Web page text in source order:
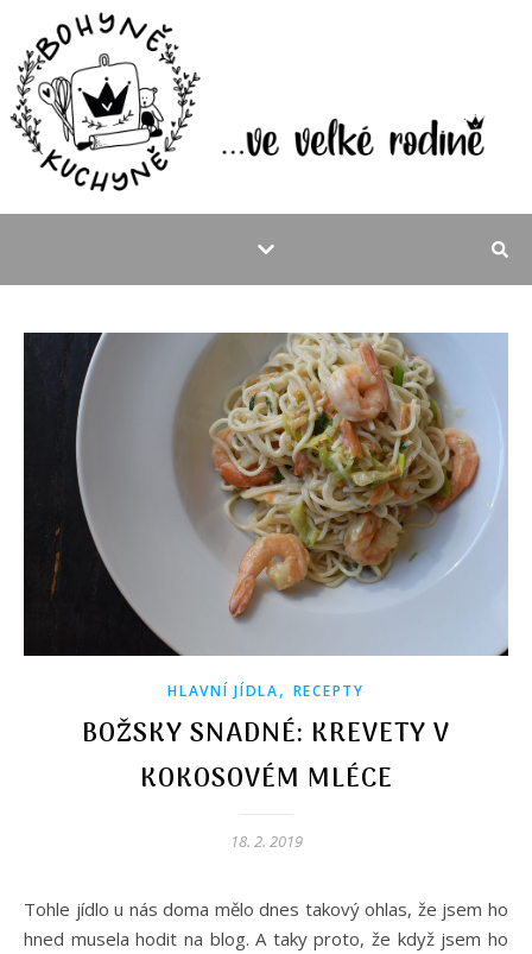
HLAVNÍ JÍDLA, RECEPTY
BOŽSKY SNADNÉ: KREVETY V
KOKOSOVÉM MLÉCE
18. 2. 2019
Tohle jídlo u nás doma mělo dnes takový ohlas, že jsem ho
hned musela hodit na blog. A taky proto, že když jsem ho